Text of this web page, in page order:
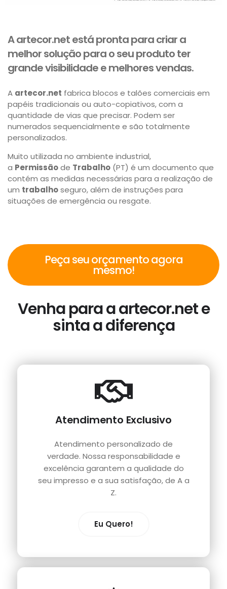
A artecor.net está pronta para criar a
melhor solução para o seu produto ter
grande visibilidade e melhores vendas.
A artecor.net fabrica blocos e talões comerciais em
papéis tradicionais ou auto-copiativos, com a
quantidade de vias que precisar. Podem ser
numerados sequencialmente e são totalmente
personalizados.
Muito utilizada no ambiente industrial,
a Permissãode Trabalho (PT) é um documento que
contém as medidas necessárias para a realização de
um trabalhoseguro, além de instruções para
situações de emergência ou resgate.
Peça seu orçamento agora
mesmo!
Venha para a artecor.net e
sinta a diferença
Atendimento Exclusivo
Atendimento personalizado de
verdade. Nossa responsabilidade e
excelência garantem a qualidade do
seu impresso e a sua satisfação, de A a
Z.
Eu Quero!